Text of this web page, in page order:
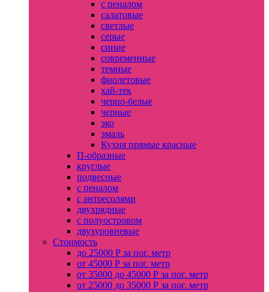
с пеналом
салатовые
светлые
серые
синие
современные
темные
фиолетовые
хай-тек
черно-белые
черные
эко
эмаль
Кухня прямые красные
П-образные
круглые
подвесные
с пеналом
с антресолями
двухрядные
с полуостровом
двухуровневые
Стоимость
до 25000 Р за пог. метр
от 45000 Р за пог. метр
от 35000 до 45000 Р за пог. метр
от 25000 до 35000 Р за пог. метр